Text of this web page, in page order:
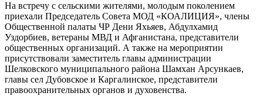
На встречу с сельскими жителями, молодым поколением
приехали Председатель Совета МОД «КОАЛИЦИЯ», члены
Общественной палаты ЧР Дени Яхьяев, Абдулхамид
Уздорбиев, ветераны МВД и Афганистана, представители
общественных организаций. А также на мероприятии
присутствовали заместитель главы администрации
Шелковского муниципального района Шамхан Арсункаев,
главы сел Дубовское и Каргалинское, представители
правоохранительных органов и духовенства.